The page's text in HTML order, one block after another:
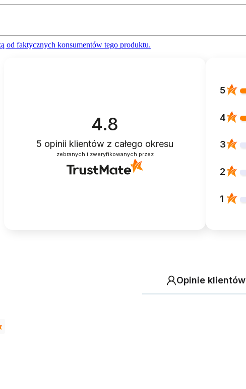
od faktycznych konsumentów tego produktu.
4.8
5 opinii klientów z całego okresu
zebranych i zweryfikowanych przez
5
4
3
2
1
Opinie klientów